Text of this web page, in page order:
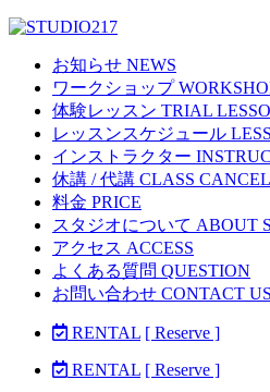
お知らせ NEWS
ワークショップ
体験レッスン TRIAL
レッスンスケジュール
インストラクター
休講 / 代講 CLASS
料金 PRICE
スタジオについて ABOUT
アクセス ACCESS
よくある質問 QUESTION
お問い合わせ CONTACT US
RENTAL [ Reserve ]
RENTAL [ Reserve ]